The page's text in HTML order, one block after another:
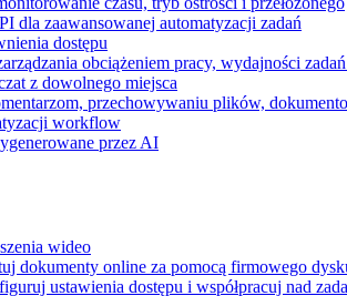
dla zaawansowanej automatyzacji zadań
dostępu
obciążeniem pracy, wydajności
z dowolnego miejsca
przechowywaniu plików,
workflow
przez AI
wideo
dokumenty online za pomocą firmowego
ustawienia dostępu i współpracuj nad